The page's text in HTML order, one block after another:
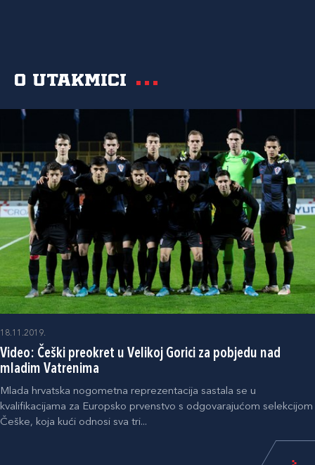
O utakmici
18.11.2019.
Video: Češki preokret u Velikoj Gorici za pobjedu nad
mladim Vatrenima
Mlada hrvatska nogometna reprezentacija sastala se u
kvalifikacijama za Europsko prvenstvo s odgovarajućom selekcijom
Češke, koja kući odnosi sva tri...